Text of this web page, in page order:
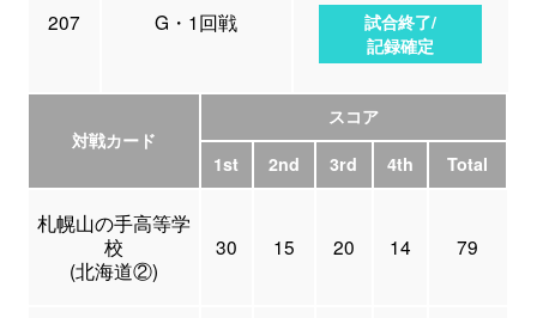
207 G・1回戦
試合終了/
記録確定
対戦カード
スコア
1st
2nd 3rd 4th Total
札幌山の手高等学
校
(北海道②)
30 15 20 14 79